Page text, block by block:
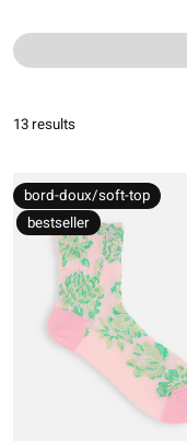
13 results
bord-doux/soft-top
bestseller